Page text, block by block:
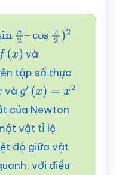
2–cosx2 )2
)
và
tập số thực
và g′ (x)=x2
của Newton
vật tỉ lệ
độ giữa vật
với điều